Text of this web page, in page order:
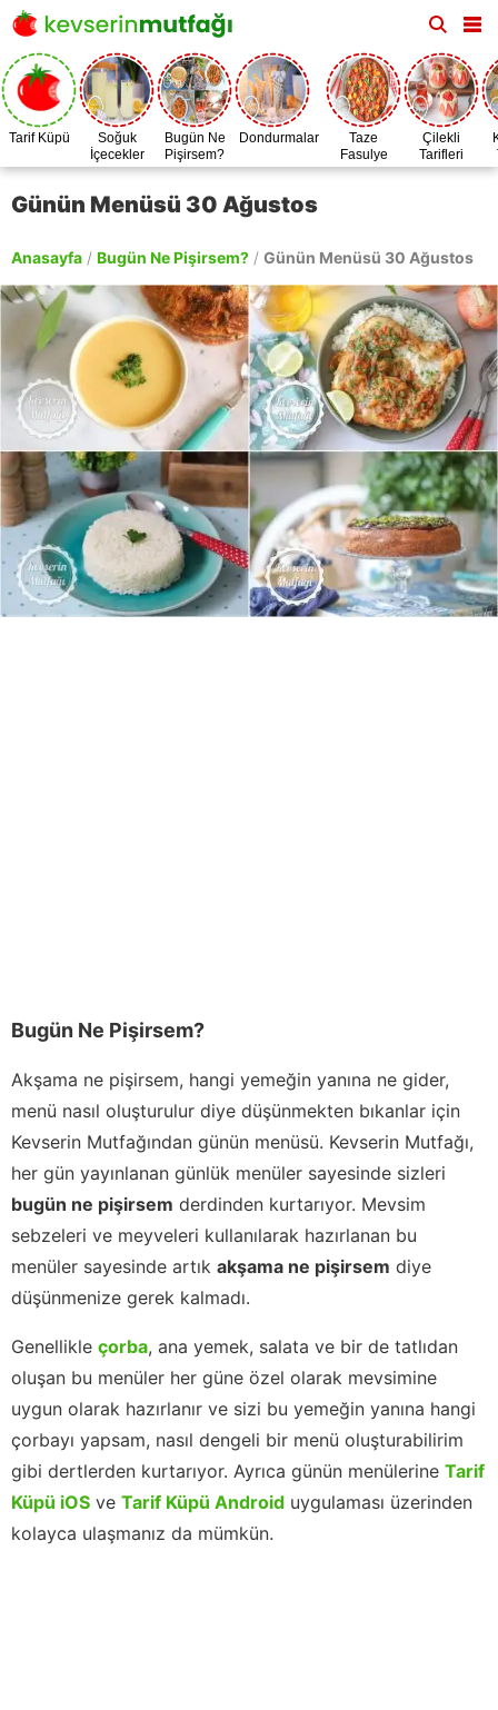
Tarif Küpü
Soğuk
İçecekler
Bugün Ne
Pişirsem?
Dondurmalar
Taze
Fasulye
Zamanı
Çilekli
Tarifleri
Günün Menüsü 30 Ağustos
Anasayfa / Bugün Ne Pişirsem? / Günün Menüsü 30 Ağustos
Bugün Ne Pişirsem?
Akşama ne pişirsem, hangi yemeğin yanına ne gider,
menü nasıl oluşturulur diye düşünmekten bıkanlar için
Kevserin Mutfağından günün menüsü. Kevserin Mutfağı,
her gün yayınlanan günlük menüler sayesinde sizleri
bugün ne pişirsem derdinden kurtarıyor. Mevsim
sebzeleri ve meyveleri kullanılarak hazırlanan bu
menüler sayesinde artık akşama ne pişirsem diye
düşünmenize gerek kalmadı.
Genellikle çorba, ana yemek, salata ve bir de tatlıdan
oluşan bu menüler her güne özel olarak mevsimine
uygun olarak hazırlanır ve sizi bu yemeğin yanına hangi
çorbayı yapsam, nasıl dengeli bir menü oluşturabilirim
gibi dertlerden kurtarıyor. Ayrıca günün menülerine Tarif
Küpü iOS ve Tarif Küpü Android uygulaması üzerinden
kolayca ulaşmanız da mümkün.